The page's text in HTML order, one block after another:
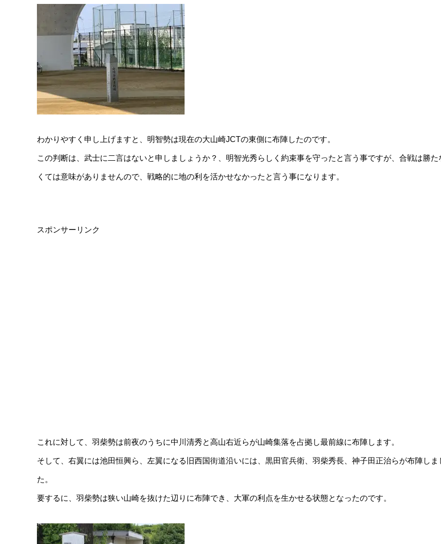
わかりやすく申し上げますと、明智勢は現在の大山崎JCTの東側に布陣したのです。
この判断は、武士に二言はないと申しましょうか？、明智光秀らしく約束事を守ったと言う事ですが、合戦は勝た
くては意味がありませんので、戦略的に地の利を活かせなかったと言う事になります。
スポンサーリンク
これに対して、羽柴勢は前夜のうちに中川清秀と高山右近らが山崎集落を占拠し最前線に布陣します。
そして、右翼には池田恒興ら、左翼になる旧西国街道沿いには、黒田官兵衛、羽柴秀長、神子田正治らが布陣しま
た。
要するに、羽柴勢は狭い山崎を抜けた辺りに布陣でき、大軍の利点を生かせる状態となったのです。